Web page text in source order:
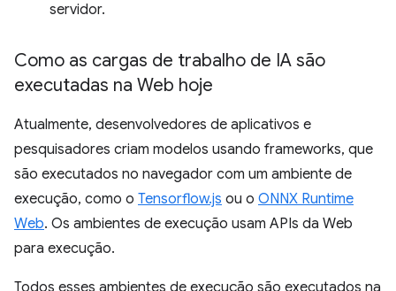
servidor.
Como as cargas de trabalho de IA são
executadas na Web hoje
Atualmente, desenvolvedores de aplicativos e
pesquisadores criam modelos usando frameworks, que
são executados no navegador com um ambiente de
execução, como o Tensorflow.js ou o ONNX Runtime
Web. Os ambientes de execução usam APIs da Web
para execução.
Todos esses ambientes de execução são executados na